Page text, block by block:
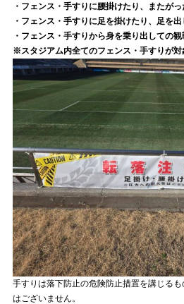
・フェンス・手すりに腰掛けたり、またが
・フェンス・手すりに足を掛けたり、足を
・フェンス・手すりから身を乗り出しての
※スタジアム内全てのフェンス・手すりが対
手すりは落下防止の危険防止措置を講じる
はございません。